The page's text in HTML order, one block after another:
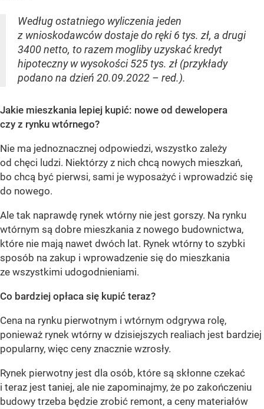
Według ostatniego wyliczenia jeden
z wnioskodawców dostaje do ręki 6 tys. zł, a drugi
3400 netto, to razem mogliby uzyskać kredyt
hipoteczny w wysokości 525 tys. zł (przykłady
podano na dzień 20.09.2022 – red.).
Jakie mieszkania lepiej kupić: nowe od dewelopera
czy z rynku wtórnego?
Nie ma jednoznacznej odpowiedzi, wszystko zależy
od chęci ludzi. Niektórzy z nich chcą nowych mieszkań,
bo chcą być pierwsi, sami je wyposażyć i wprowadzić się
do nowego.
Ale tak naprawdę rynek wtórny nie jest gorszy. Na rynku
wtórnym są dobre mieszkania z nowego budownictwa,
które nie mają nawet dwóch lat. Rynek wtórny to szybki
sposób na zakup i wprowadzenie się do mieszkania
ze wszystkimi udogodnieniami.
Co bardziej opłaca się kupić teraz?
Cena na rynku pierwotnym i wtórnym odgrywa rolę,
ponieważ rynek wtórny w dzisiejszych realiach jest bardziej
popularny, więc ceny znacznie wzrosły.
Rynek pierwotny jest dla osób, które są skłonne czekać
i teraz jest taniej, ale nie zapominajmy, że po zakończeniu
budowy trzeba będzie zrobić remont, a ceny materiałów